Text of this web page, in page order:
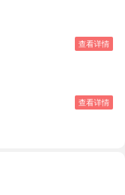
查看详情
查看详情